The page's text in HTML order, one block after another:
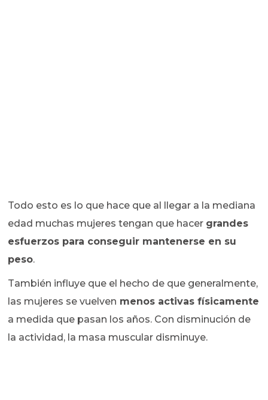
Todo esto es lo que hace que al llegar a la mediana
edad muchas mujeres tengan que hacer grandes
esfuerzos para conseguir mantenerse en su
peso.
También influye que el hecho de que generalmente,
las mujeres se vuelven menos activas físicamente
a medida que pasan los años. Con disminución de
la actividad, la masa muscular disminuye.